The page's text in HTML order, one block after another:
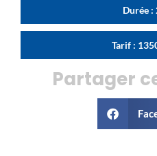
Durée :
Tarif :
Partager